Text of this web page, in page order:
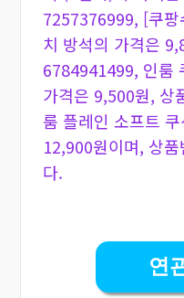
7257376999, [쿠팡
치 방석의 가격은
6784941499, 인룸
가격은 9,500원, 상
룸 플레인 소프트
12,900원이며, 상
다.
연